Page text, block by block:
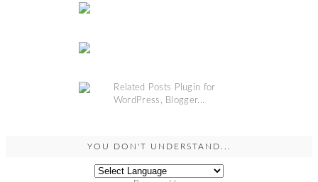
YOU DON'T UNDERSTAND...